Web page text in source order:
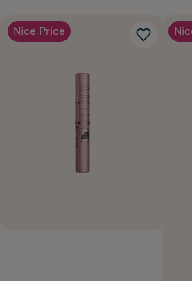
Nice Price